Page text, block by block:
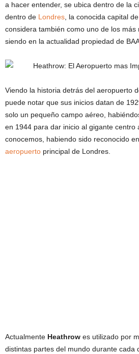
a hacer entender, se ubica dentro de la
dentro de Londres , la conocida capital de
considera también como uno de los más
siendo en la actualidad propiedad de
Viendo la historia detrás del aeropuerto
puede notar que sus inicios datan de
solo un pequeño campo aéreo,
en 1944 para dar inicio al gigante centro
conocemos, habiendo sido reconocido
aeropuerto principal de Londres.
Actualmente Heathrow es utilizado por
distintas partes del mundo durante cada